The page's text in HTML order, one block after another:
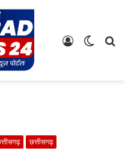
Switch
Log
छत्तीसगढ़